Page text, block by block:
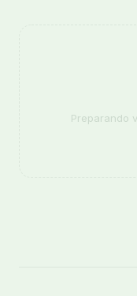
Preparando